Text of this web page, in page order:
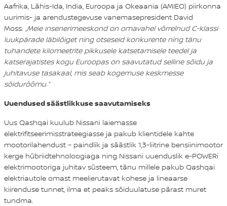
Aafrika, Lähis-Ida, India, Euroopa ja Okeaania (AMIEO) piirkonna
uurimis- ja arendustegevuse vanemasepresident David
Moss: „Meie insenerimeeskond on omavahel võrrelnud C-klassi
luukpärade läbilõiget ning otseseid konkurente ning tänu
tuhandete kilomeetrite pikkusele katsetamisele teedel ja
katserajatistes kogu Euroopas on saavutatud selline sõidu ja
juhitavuse tasakaal, mis seab kogemuse keskmesse
sõidurõõmu.“
Uuendused säästlikkuse saavutamiseks
Uus Qashqai kuulub Nissani laiemasse
elektrifitseerimisstrateegiasse ja pakub klientidele kahte
mootorilahendust – paindlik ja säästlik 1,3-liitrine bensiinimootor
kerge hübriidtehnoloogiaga ning Nissani uuenduslik e-POWERi
elektrimootoriga juhitav süsteem, tänu millele pakub Qashqai
elektriautole omast meelierutavat kohese ja lineaarse
kiirenduse tunnet, ilma et peaks sõiduulatuse pärast muret
tundma.